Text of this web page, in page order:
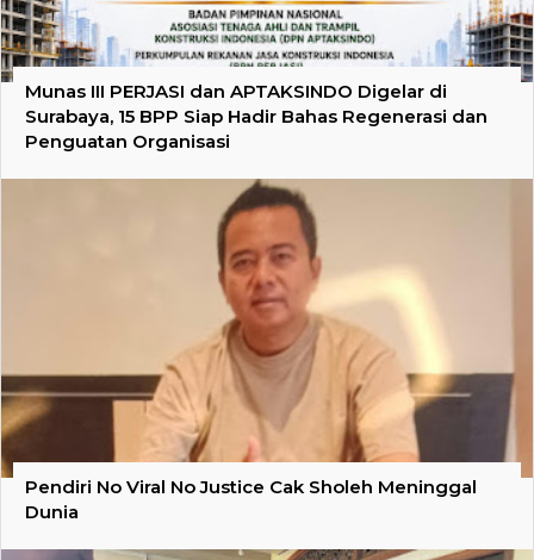
Munas III PERJASI dan APTAKSINDO Digelar di
Surabaya, 15 BPP Siap Hadir Bahas Regenerasi dan
Penguatan Organisasi
Pendiri No Viral No Justice Cak Sholeh Meninggal
Dunia